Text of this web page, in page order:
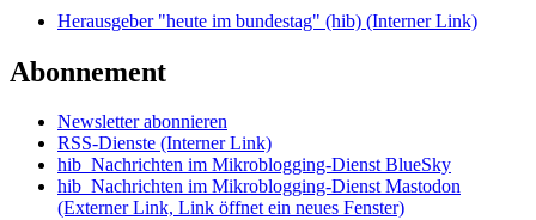
Herausgeber "heute im bundestag" (hib) (Interner Link)
Abonnement
Newsletter abonnieren
RSS-Dienste (Interner Link)
hib_Nachrichten im Mikroblogging-Dienst BlueSky
hib_Nachrichten im Mikroblogging-Dienst Mastodon
(Externer Link, Link öffnet ein neues Fenster)